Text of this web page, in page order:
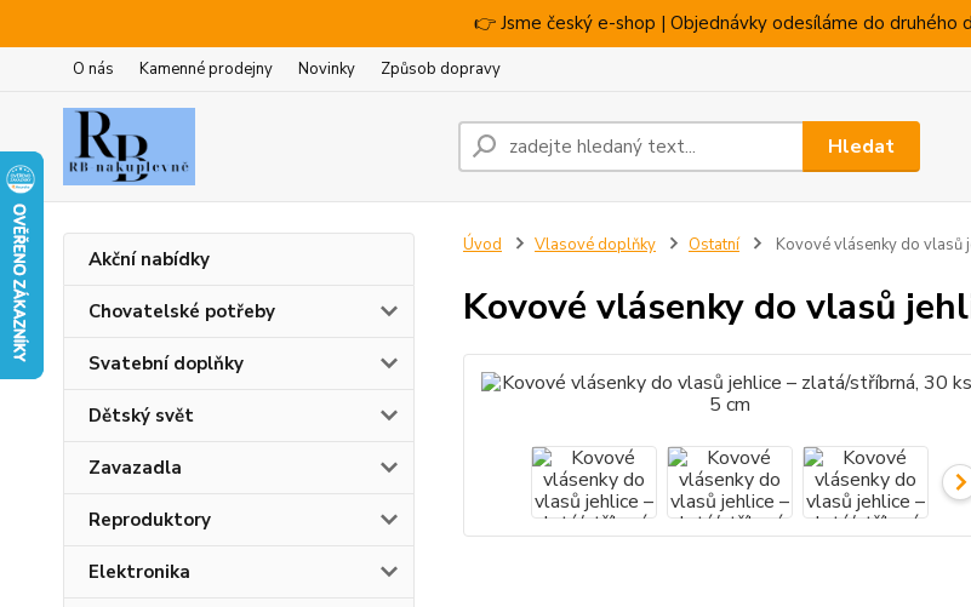
👉 Jsme český e-shop | Objednávky odesíláme do druhého
O nás Kamenné prodejny Novinky Způsob dopravy
Hledat
Akční nabídky
Chovatelské potřeby
Svatební doplňky
Dětský svět
Zavazadla
Reproduktory
Elektronika
Úvod Vlasové doplňky Ostatní Kovové vlásenky do vlasů
Kovové vlásenky do vlasů